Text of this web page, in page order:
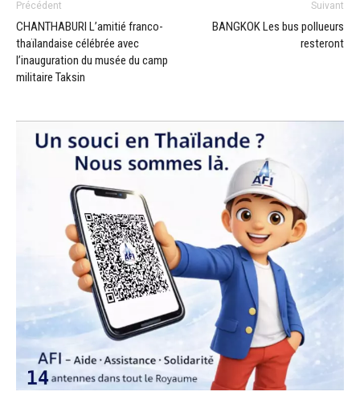
Précédent
CHANTHABURI L’amitié franco-
thaïlandaise célébrée avec
l’inauguration du musée du camp
militaire Taksin
Suivant
BANGKOK Les bus pollueurs
resteront